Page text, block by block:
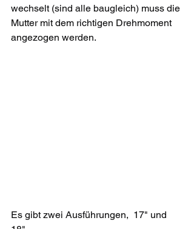
wechselt (sind alle baugleich) muss die
Mutter mit dem richtigen Drehmoment
angezogen werden.
Es gibt zwei Ausführungen,  17" und